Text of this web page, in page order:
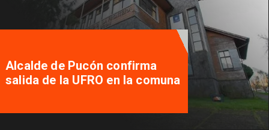
Alcalde de Pucón confirma
salida de la UFRO en la comuna